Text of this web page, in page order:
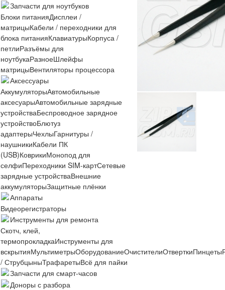
Запчасти для ноутбуков
Блоки питанияДисплеи /
матрицыКабели / переходники для
блока питанияКлавиатурыКорпуса /
петлиРазъёмы для
ноутбукаРазноеШлейфы
матрицыВентиляторы процессора
Аксессуары
АккумуляторыАвтомобильные
аксесуарыАвтомобильные зарядные
устройстваБеспроводное зарядное
устройствоБлютуз
адаптерыЧехлыГарнитуры /
наушникиКабели ПК
(USB)КоврикиМонопод для
селфиПереходники SIM-картСетевые
зарядные устройстваВнешние
аккумуляторыЗащитные плёнки
Аппараты
Видеорегистраторы
Инструменты для ремонта
Скотч, клей,
термопрокладкаИнструменты для
вскрытияМультиметрыОборудованиеОчистителиОтверткиПинцеты
/ СтрубцыныТрафаретыВсё для пайки
Запчасти для смарт-часов
Доноры с разбора